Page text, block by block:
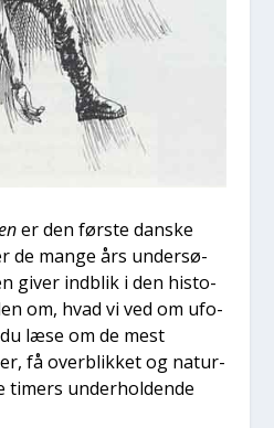
er den før­ste dan­ske
de man­ge års under­sø­
giver ind­blik i den histo­
om, hvad vi ved om ufo­
læse om de mest
få over­blik­ket og natur­
timers under­hol­den­de